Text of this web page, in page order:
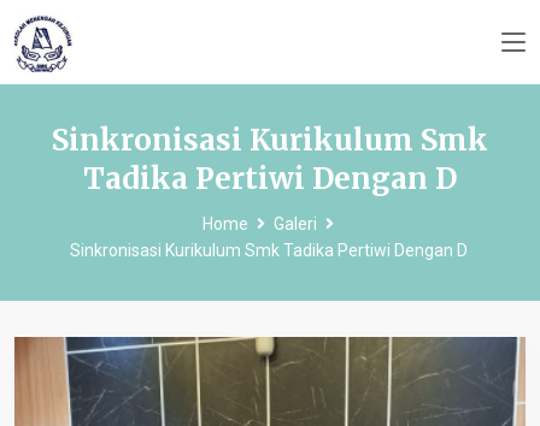
Sinkronisasi Kurikulum Smk
Tadika Pertiwi Dengan D
Home
Galeri
Sinkronisasi Kurikulum Smk Tadika Pertiwi Dengan D